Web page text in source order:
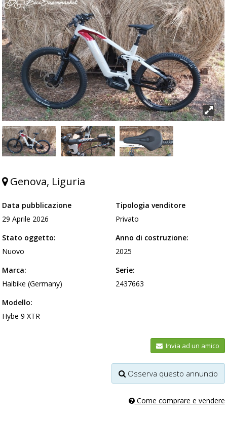
Genova, Liguria
Data pubblicazione
29 Aprile 2026
Tipologia venditore
Privato
Stato oggetto:
Nuovo
Anno di costruzione:
2025
Marca:
Haibike (Germany)
Serie:
2437663
Modello:
Hybe 9 XTR
Invia ad un amico
Osserva questo annuncio
Come comprare e vendere